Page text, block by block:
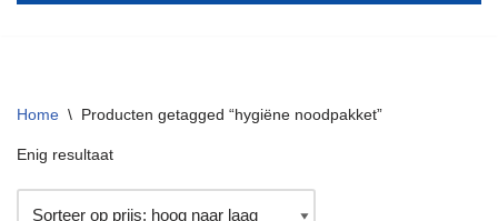
Home \ Producten getagged “hygiëne noodpakket”
Enig resultaat